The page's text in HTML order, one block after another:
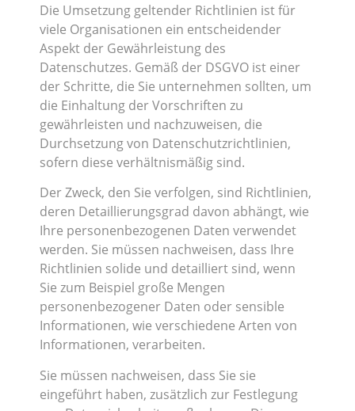
Die Umsetzung geltender Richtlinien ist für
viele Organisationen ein entscheidender
Aspekt der Gewährleistung des
Datenschutzes. Gemäß der DSGVO ist einer
der Schritte, die Sie unternehmen sollten, um
die Einhaltung der Vorschriften zu
gewährleisten und nachzuweisen, die
Durchsetzung von Datenschutzrichtlinien,
sofern diese verhältnismäßig sind.
Der Zweck, den Sie verfolgen, sind Richtlinien,
deren Detaillierungsgrad davon abhängt, wie
Ihre personenbezogenen Daten verwendet
werden. Sie müssen nachweisen, dass Ihre
Richtlinien solide und detailliert sind, wenn
Sie zum Beispiel große Mengen
personenbezogener Daten oder sensible
Informationen, wie verschiedene Arten von
Informationen, verarbeiten.
Sie müssen nachweisen, dass Sie sie
eingeführt haben, zusätzlich zur Festlegung